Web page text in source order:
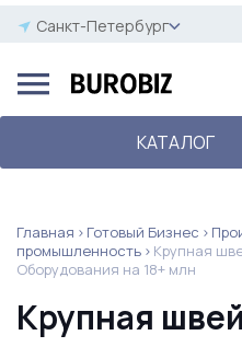
Санкт-Петербург
КАТАЛОГ
Главная Готовый Бизнес
промышленность
Крупная
Оборудования на 18+ млн
Крупная